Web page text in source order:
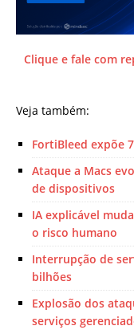
Clique e fale com
Veja também:
FortiBleed expõe
Ataque a Macs
de dispositivos
IA explicável
o risco humano
Interrupção de
bilhões
Explosão dos
serviços